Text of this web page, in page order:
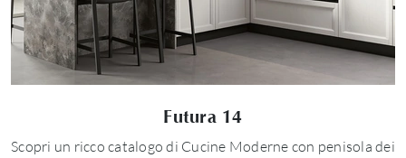
Futura 14
Scopri un ricco catalogo di Cucine Moderne con penisola dei